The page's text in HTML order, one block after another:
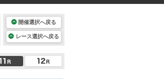
開催選択へ戻る
レース選択へ戻る